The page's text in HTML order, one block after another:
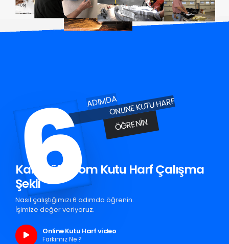
6ADIMDAONLINE KUTU HARF
ÖĞRENIN
Karabük Krom Kutu Harf Çalışma
Şekli
Nasıl çalıştığımızı 6 adımda öğrenin.
İşimize değer veriyoruz.
Online Kutu Harf video
Farkımız Ne ?